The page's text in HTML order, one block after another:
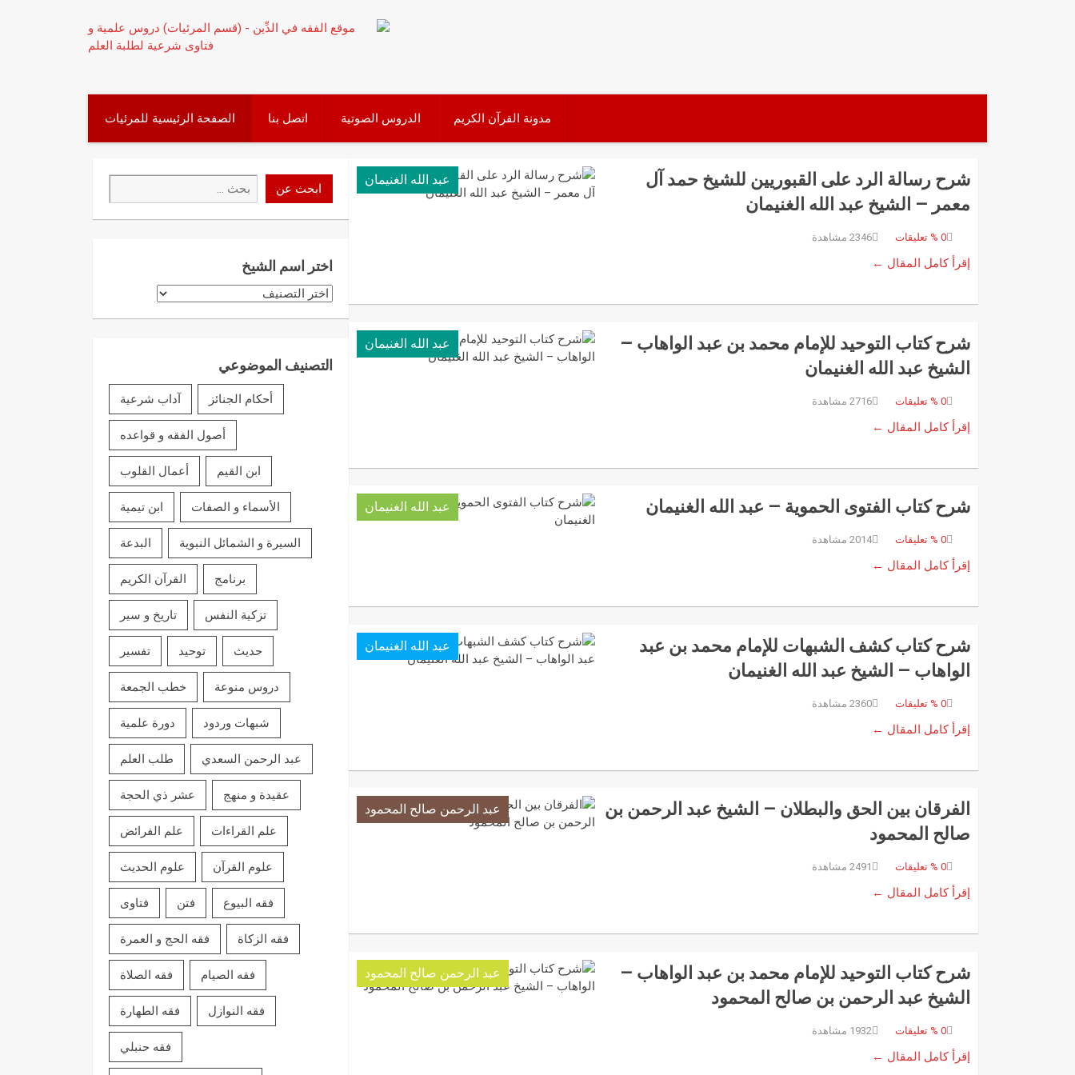
الصفحة الرئيسية للمرئيات اتصل بنا الدروس الصوتية مدونة القرآن الكريم
عبد الله الغنيمان
شرح رسالة الرد على القبوريين للشيخ حمد آل
معمر – الشيخ عبد الله الغنيمان
0 % تعليقات 2346 مشاهدة
إقرأ كامل المقال ←
عبد الله الغنيمان
شرح كتاب التوحيد للإمام محمد بن عبد الواهاب –
الشيخ عبد الله الغنيمان
0 % تعليقات 2716 مشاهدة
إقرأ كامل المقال ←
عبد الله الغنيمان شرح كتاب الفتوى الحموية – عبد الله الغنيمان
0 % تعليقات 2014 مشاهدة
إقرأ كامل المقال ←
عبد الله الغنيمان
شرح كتاب كشف الشبهات للإمام محمد بن عبد
الواهاب – الشيخ عبد الله الغنيمان
0 % تعليقات 2360 مشاهدة
إقرأ كامل المقال ←
عبد الرحمن صالح المحمود
الفرقان بين الحق والبطلان – الشيخ عبد الرحمن بن
صالح المحمود
0 % تعليقات 2491 مشاهدة
إقرأ كامل المقال ←
عبد الرحمن صالح المحمود
شرح كتاب التوحيد للإمام محمد بن عبد الواهاب –
الشيخ عبد الرحمن بن صالح المحمود
0 % تعليقات 1932 مشاهدة
إقرأ كامل المقال ←
ابحث
عن
ابحث عن
اختر اسم الشيخ
اختر
التصنيف الموضوعي
آداب شرعية أحكام الجنائز
أصول الفقه و قواعده
أعمال القلوب ابن القيم
ابن تيمية الأسماء و الصفات
البدعة السيرة و الشمائل النبوية
القرآن الكريم برنامج
تاريخ و سير تزكية النفس
تفسير توحيد حديث
خطب الجمعة دروس منوعة
دورة علمية شبهات وردود
طلب العلم عبد الرحمن السعدي
عشر ذي الحجة عقيدة و منهج
علم الفرائض علم القراءات
علوم الحديث علوم القرآن
فتاوى فتن فقه البيوع
فقه الحج و العمرة فقه الزكاة
فقه الصلاة فقه الصيام
فقه الطهارة فقه النوازل
فقه حنبلي